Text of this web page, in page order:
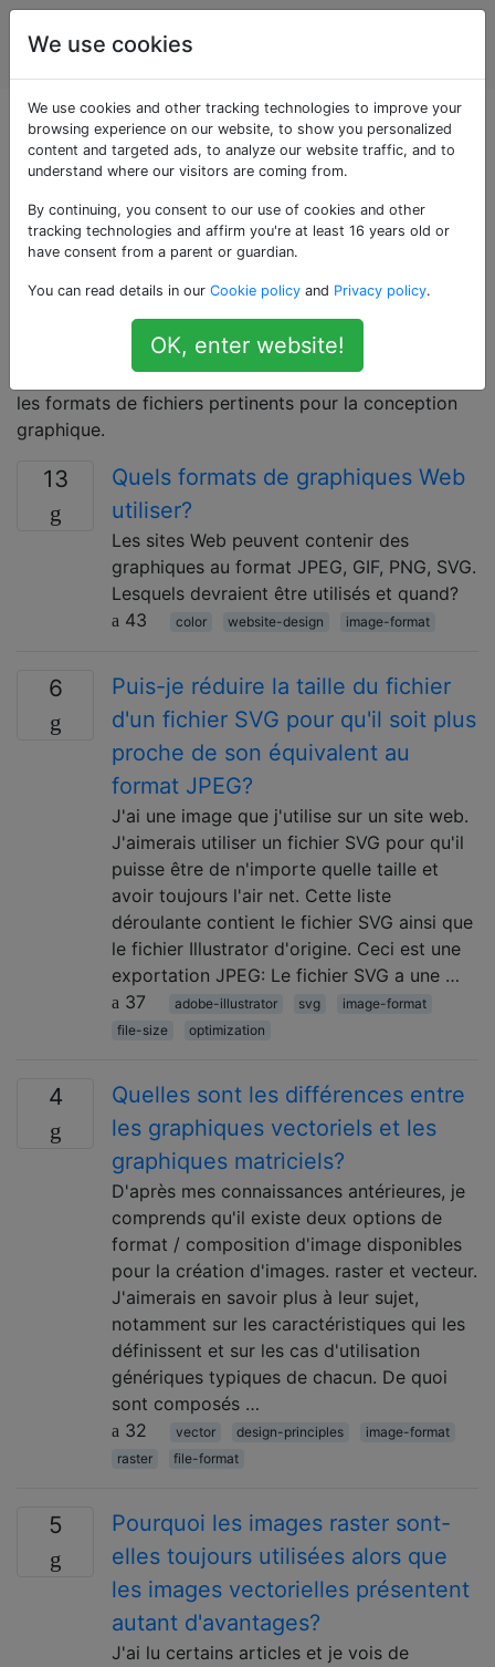
Conception
graphique
Questions marquées
«image-format»
Questions sur les formats de fichier image, un moyen
numériques. Les fichiers image sont composés de
données pixel ou vectorielles (géométriques). Les
formats d'image courants incluent JPEG, PNG, GIF,
TIFF, EPS, SVG et bien d'autres. Renseignez-vous sur
les formats de fichiers pertinents pour la conception
graphique.
13
Quels formats de graphiques Web
utiliser?
Les sites Web peuvent contenir des
graphiques au format JPEG, GIF, PNG, SVG.
Lesquels devraient être utilisés et quand?
43
color website-design image-format
6
Puis-je réduire la taille du fichier
d'un fichier SVG pour qu'il soit plus
proche de son équivalent au
format JPEG?
J'ai une image que j'utilise sur un site web.
J'aimerais utiliser un fichier SVG pour qu'il
puisse être de n'importe quelle taille et
avoir toujours l'air net. Cette liste
déroulante contient le fichier SVG ainsi que
le fichier Illustrator d'origine. Ceci est une
exportation JPEG: Le fichier SVG a une …
37
adobe-illustrator svg
image-format
file-size
optimization
4
Quelles sont les différences entre
les graphiques vectoriels et les
graphiques matriciels?
D'après mes connaissances antérieures, je
comprends qu'il existe deux options de
format / composition d'image disponibles
pour la création d'images. raster et vecteur.
J'aimerais en savoir plus à leur sujet,
notamment sur les caractéristiques qui les
définissent et sur les cas d'utilisation
génériques typiques de chacun. De quoi
sont composés …
32
vector design-principles
image-format
raster
file-format
5
Pourquoi les images raster sont-
elles toujours utilisées alors que
les images vectorielles présentent
autant d'avantages?
J'ai lu certains articles et je vois de
We use cookies
We use cookies and other tracking technologies to improve your
browsing experience on our website, to show you personalized
content and targeted ads, to analyze our website traffic, and to
understand where our visitors are coming from.
By continuing, you consent to our use of cookies and other
tracking technologies and affirm you're at least 16 years old or
have consent from a parent or guardian.
You can read details in our Cookie policy and Privacy policy.
OK, enter website!